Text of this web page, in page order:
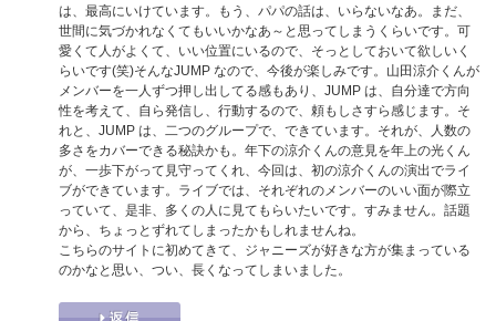
は、最高にいけています。もう、パパの話は、いらないなあ。まだ、
世間に気づかれなくてもいいかなあ～と思ってしまうくらいです。可
愛くて人がよくて、いい位置にいるので、そっとしておいて欲しいく
らいです(笑)そんなJUMP なので、今後が楽しみです。山田涼介くんが
メンバーを一人ずつ押し出してる感もあり、JUMP は、自分達で方向
性を考えて、自ら発信し、行動するので、頼もしさすら感じます。そ
れと、JUMP は、二つのグループで、できています。それが、人数の
多さをカバーできる秘訣かも。年下の涼介くんの意見を年上の光くん
が、一歩下がって見守ってくれ、今回は、初の涼介くんの演出でライ
ブができています。ライブでは、それぞれのメンバーのいい面が際立
っていて、是非、多くの人に見てもらいたいです。すみません。話題
から、ちょっとずれてしまったかもしれませんね。
こちらのサイトに初めてきて、ジャニーズが好きな方が集まっている
のかなと思い、つい、長くなってしまいました。